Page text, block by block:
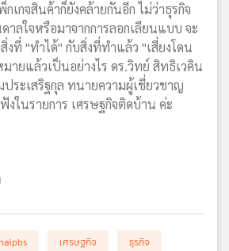
เกจสินค้าก็ยังคล้ายกันอีก ไม่ว่าธุรกิจ
าลใจหรือมาจากการลอกเลียนแบบ จะ
งที่ "ทำได้" กับสิ่งที่ทำแล้ว "เสี่ยงโดน
ายแล้วเป็นอย่างไร ดร.วิทย์ สิทธิเวคิน
ระเสริฐกุล ทนายความผู้เชี่ยวชาญ
งในรายการ เศรษฐกิจติดบ้าน ค่ะ
เศรษฐกิจ
ธุรกิจ